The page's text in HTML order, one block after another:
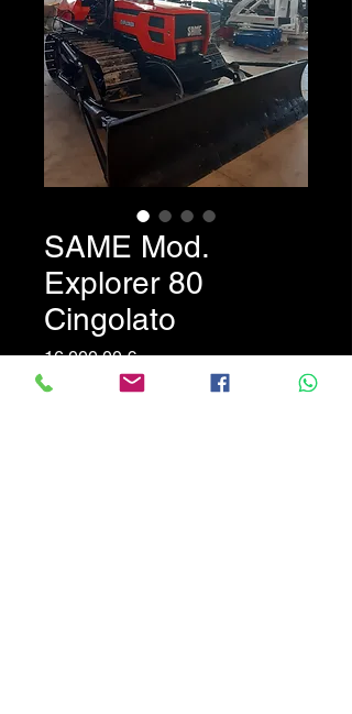
SAME Mod.
Explorer 80
Cingolato
16.000,00 €Prezzo